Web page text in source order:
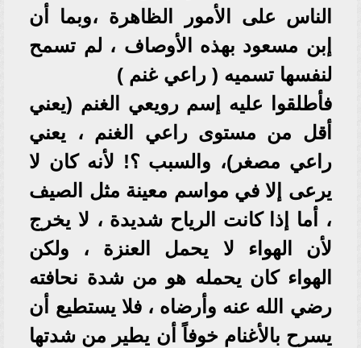
الناس على الأمور الظاهرة ،وبما أن
إبن مسعود بهذه الأوصاف ، لم تسمح
لنفسها تسميه ( راعي غنم )
فأطلقوا عليه إسم رويعي الغنم (يعني
أقل من مستوى راعي الغنم ، يعني
راعي مصغر)، والسبب ؟! لأنه كان لا
يرعى إلا في مواسم معينة مثل الصيف
، أما إذا كانت الرياح شديدة ، لا يخرج
لأن الهواء لا يحمل العنزة ، ولكن
الهواء كان يحمله هو من شدة نحافته
رضي الله عنه وأرضاه ، فلا يستطيع أن
يسرح بالأغنام خوفاً أن يطير من شدتها